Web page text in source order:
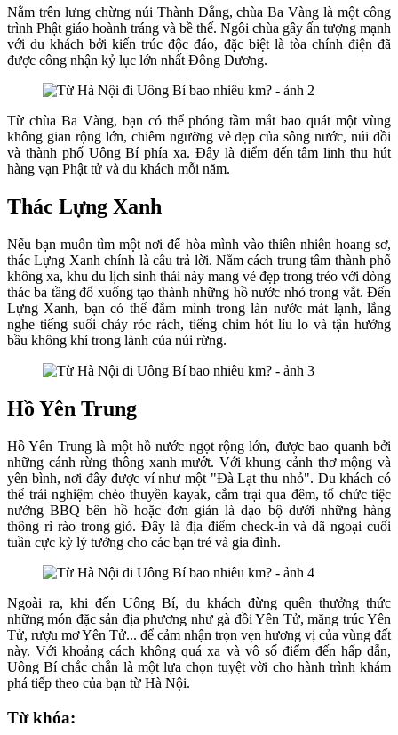
Nằm trên lưng chừng núi Thành Đẳng, chùa Ba Vàng là một công
trình Phật giáo hoành tráng và bề thế. Ngôi chùa gây ấn tượng mạnh
với du khách bởi kiến trúc độc đáo, đặc biệt là tòa chính điện đã
được công nhận kỷ lục lớn nhất Đông Dương.
Từ chùa Ba Vàng, bạn có thể phóng tầm mắt bao quát một vùng
không gian rộng lớn, chiêm ngưỡng vẻ đẹp của sông nước, núi đồi
và thành phố Uông Bí phía xa. Đây là điểm đến tâm linh thu hút
hàng vạn Phật tử và du khách mỗi năm.
Thác Lựng Xanh
Nếu bạn muốn tìm một nơi để hòa mình vào thiên nhiên hoang sơ,
thác Lựng Xanh chính là câu trả lời. Nằm cách trung tâm thành phố
không xa, khu du lịch sinh thái này mang vẻ đẹp trong trẻo với dòng
thác ba tầng đổ xuống tạo thành những hồ nước nhỏ trong vắt. Đến
Lựng Xanh, bạn có thể đắm mình trong làn nước mát lạnh, lắng
nghe tiếng suối chảy róc rách, tiếng chim hót líu lo và tận hưởng
bầu không khí trong lành của núi rừng.
Hồ Yên Trung
Hồ Yên Trung là một hồ nước ngọt rộng lớn, được bao quanh bởi
những cánh rừng thông xanh mướt. Với khung cảnh thơ mộng và
yên bình, nơi đây được ví như một "Đà Lạt thu nhỏ". Du khách có
thể trải nghiệm chèo thuyền kayak, cắm trại qua đêm, tổ chức tiệc
nướng BBQ bên hồ hoặc đơn giản là dạo bộ dưới những hàng
thông rì rào trong gió. Đây là địa điểm check-in và dã ngoại cuối
tuần cực kỳ lý tưởng cho các bạn trẻ và gia đình.
Ngoài ra, khi đến Uông Bí, du khách đừng quên thưởng thức
những món đặc sản địa phương như gà đồi Yên Tử, măng trúc Yên
Tử, rượu mơ Yên Tử... để cảm nhận trọn vẹn hương vị của vùng đất
này. Với khoảng cách không quá xa và vô số điểm đến hấp dẫn,
Uông Bí chắc chắn là một lựa chọn tuyệt vời cho hành trình khám
phá tiếp theo của bạn từ Hà Nội.
Từ khóa: